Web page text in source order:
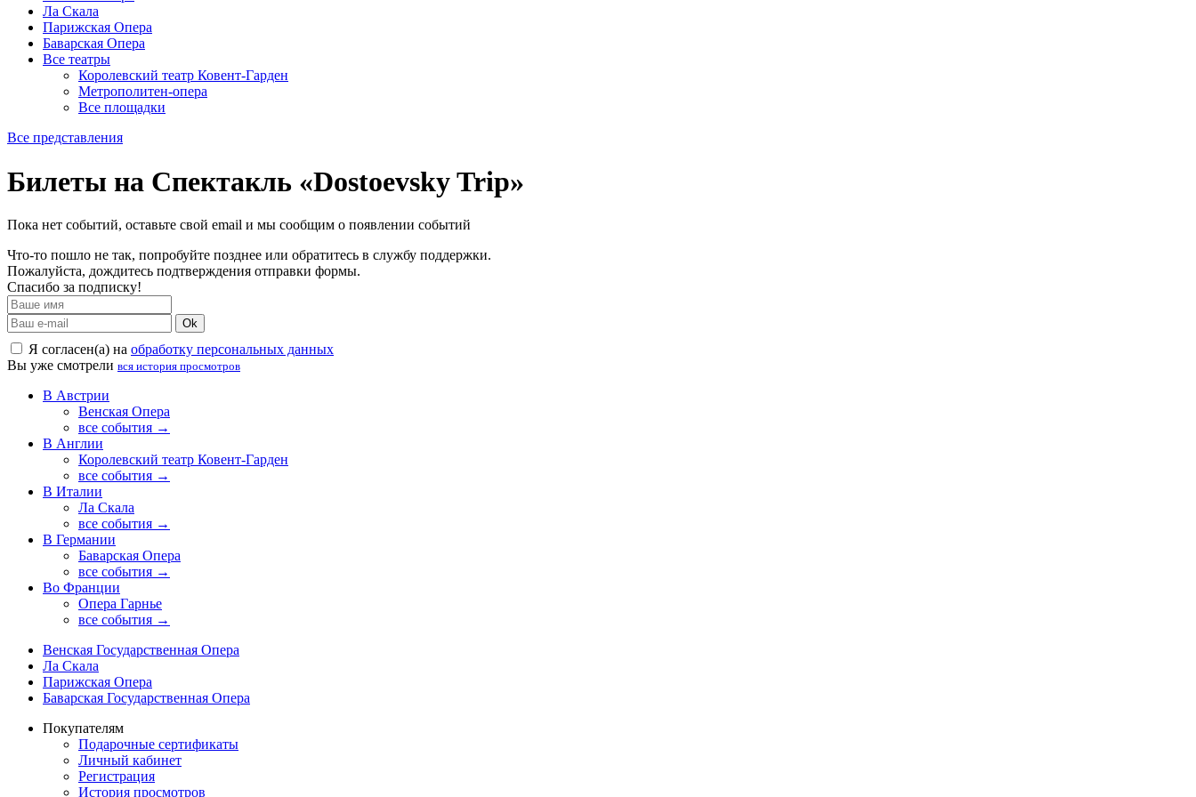
Ла Скала
Парижская Опера
Баварская Опера
Все театры
Королевский театр Ковент-Гарден
Метрополитен-опера
Все площадки
Все представления
Билеты на Спектакль «Dostoevsky Trip»
Пока нет событий, оставьте свой email и мы сообщим о появлении событий
Что-то пошло не так, попробуйте позднее или обратитесь в службу поддержки.
Пожалуйста, дождитесь подтверждения отправки формы.
Спасибо за подписку!
Ok
Я согласен(а) на обработку персональных данных
Вы уже смотрели вся история просмотров
В Австрии
Венская Опера
все события →
В Англии
Королевский театр Ковент-Гарден
все события →
В Италии
Ла Скала
все события →
В Германии
Баварская Опера
все события →
Во Франции
Опера Гарнье
все события →
Венская Государственная Опера
Ла Скала
Парижская Опера
Баварская Государственная Опера
Покупателям
Подарочные сертификаты
Личный кабинет
Регистрация
История просмотров